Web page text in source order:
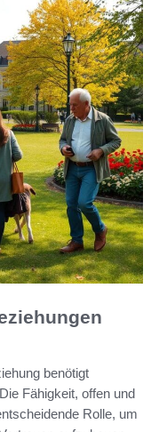
benötigt
Fähigkeit, offen und
Rolle, um